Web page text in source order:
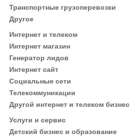
Транспортные грузоперевозки
Другое
Интернет и телеком
Интернет магазин
Генератор лидов
Интернет сайт
Социальные сети
Телекоммуникации
Другой интернет и телеком бизнес
Услуги и сервис
Детский бизнес и образование